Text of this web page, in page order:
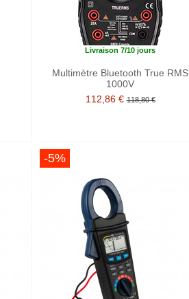
Livraison 7/10 jours
Multimètre Bluetooth True RMS
1000V
112,86 € 118,80 €
-5%